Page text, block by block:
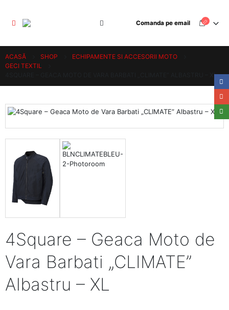
Comanda pe email
ACASĂ SHOP
ECHIPAMENTE SI ACCESORII MOTO
GECI TEXTIL
4SQUARE – GEACA MOTO DE VARA BARBATI „CLIMATE” ALBASTRU – XL
4Square – Geaca Moto de
Vara Barbati „CLIMATE”
Albastru – XL